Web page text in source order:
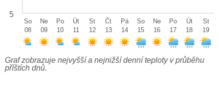
5
So
08
Ne
09
Po
10
Út
11
St
12
Čt
13
Pá
14
So
15
Ne
16
Po
17
Út
18
St
19
Graf zobrazuje nejvyšší a nejnižší denní teploty v průběhu
příštích dnů.